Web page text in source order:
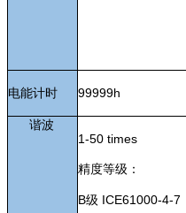
电能计时 99999h
谐波
1-50 times
精度等级：
B级 ICE61000-4-7